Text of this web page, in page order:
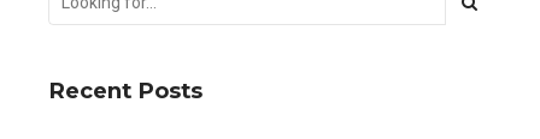
Recent Posts